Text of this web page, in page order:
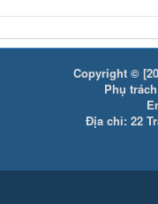
Copyright ©
Phụ
Địa chỉ: 22